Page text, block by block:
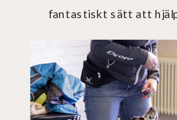
fantastiskt sätt att
ett supernyttigt och
tillskott för din hund.